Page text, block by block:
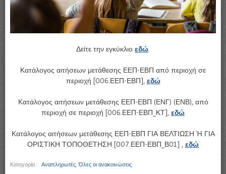
Δείτε την εγκύκλιο εδώ.
Κατάλογος αιτήσεων μετάθεσης ΕΕΠ-ΕΒΠ από περιοχή σε
περιοχή [006.ΕΕΠ-ΕΒΠ], εδώ
Κατάλογος αιτήσεων μετάθεσης ΕΕΠ-ΕΒΠ (ΕΝΓ) (ΕΝΒ), από
περιοχή σε περιοχή [006.ΕΕΠ-ΕΒΠ_ΚΤ], εδώ
Κατάλογος αιτήσεων μετάθεσης ΕΕΠ-ΕΒΠ ΓΙΑ ΒΕΛΤΙΩΣΗ Ή ΓΙΑ
ΟΡΙΣΤΙΚΗ ΤΟΠΟΘΕΤΗΣΗ [007.ΕΕΠ-ΕΒΠ_Β01] , εδώ
Κατηγορία : Αναπληρωτές ,Όλες οι ανακοινώσεις